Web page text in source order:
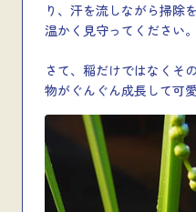
り、汗を流しながら掃除
温かく見守ってください。
さて、稲だけではなくそ
物がぐんぐん成長して可